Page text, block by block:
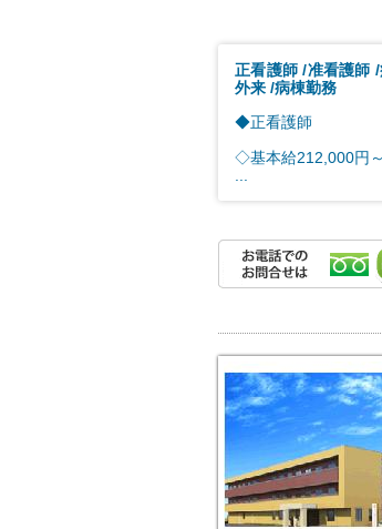
正看護師 准看護師
外来 病棟勤務
◆正看護師
◇基本給212,000円